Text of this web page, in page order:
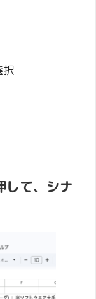
択
して、シナ